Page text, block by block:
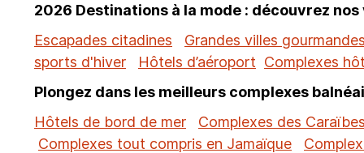
2026 Destinations à la mode : découvrez
Escapades citadines
Grandes villes
sports d'hiver
Hôtels d’aéroport Complexes
Plongez dans les meilleurs complexes
Hôtels de bord de mer
Complexes des
Complexes tout compris en Jamaïque